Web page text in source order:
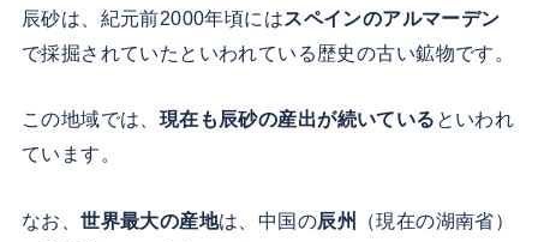
辰砂は、紀元前2000年頃にはスペインのアルマーデン
で採掘されていたといわれている歴史の古い鉱物です。
この地域では、 現在も辰砂の産出が続いている といわれ
ています。
なお、世界最大の産地は、中国の辰州
（現在の湖南省）